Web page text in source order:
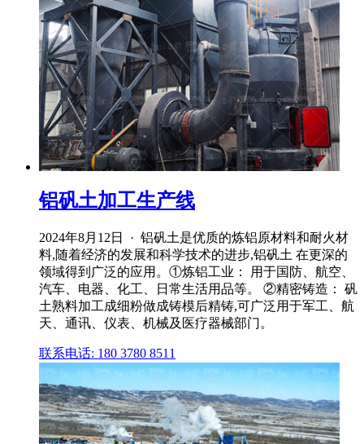
铝矾土加工生产线
2024年8月12日 · 铝矾土是优质的炼铝原材料和耐火材
料,随着经济的发展和科学技术的进步,铝矾土 在更深的
领域得到广泛的应用。①炼铝工业： 用于国防、航空、
汽车、电器、化工、日常生活用品等。 ②精密铸造： 矾
土熟料加工成细粉做成铸模后精铸,可广泛用于军工、航
天、通讯、仪表、机械及医疗器械部门。
联系电话: 180 3780 8511